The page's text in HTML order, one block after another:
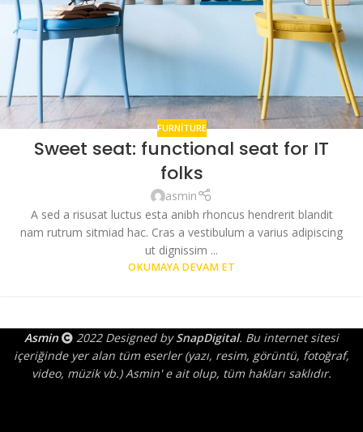
FURNITURE
Sweet seat: functional seat for IT
folks
asmin
A sed a risusat luctus esta anibh rhoncus hendrerit blandit
nam rutrum sitmiad hac. Cras a vestibulum a varius adipiscing
ut dignissim ...
OKUMAYA DEVAM ET
Asmin 2022 Designed bySnapDigital. Bu internet sitesi
içeriğinde yer alan tüm eserler (yazı, resim, görüntü, fotoğraf,
video, müzik vb.) Asmin' e ait olup, tüm hakları saklıdır.